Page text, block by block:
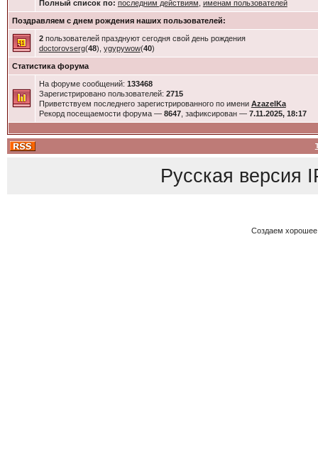
Полный список по: последним действиям именам пользователей
Поздравляем с днем рождения наших пользователей:
2пользователей празднуют сегодня свой день рождения
doctorovserg(48), ygypywow(40)
Статистика форума
На форуме сообщений: 133468
Зарегистрировано пользователей: 2715
Приветствуем последнего зарегистрированного по имени AzazelKa
Рекорд посещаемости форума — 8647, зафиксирован — 7.11.2025, 18:17
Русская версия
Создаем